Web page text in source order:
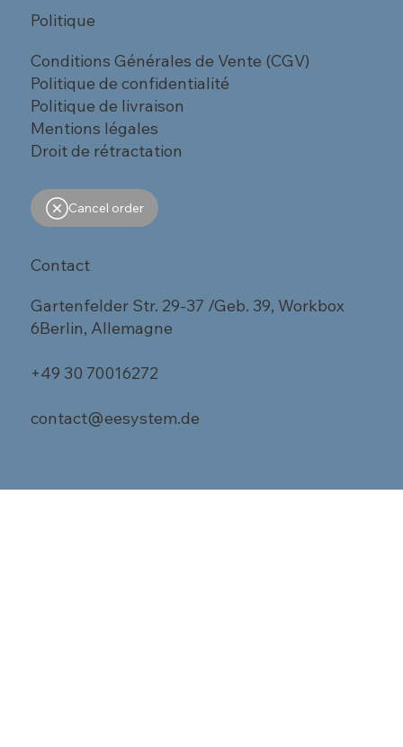
Politique
Conditions Générales de Vente (CGV)
Politique de confidentialité
Politique de livraison
Mentions légales
Droit de rétractation
Cancel order
Contact
Gartenfelder Str. 29-37 /Geb. 39, Workbox
6Berlin, Allemagne
+49 30 70016272
contact@eesystem.de